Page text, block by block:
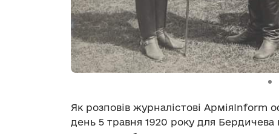
Як розповів журналістові АрміяInform
день 5 травня 1920 року для Бердичева